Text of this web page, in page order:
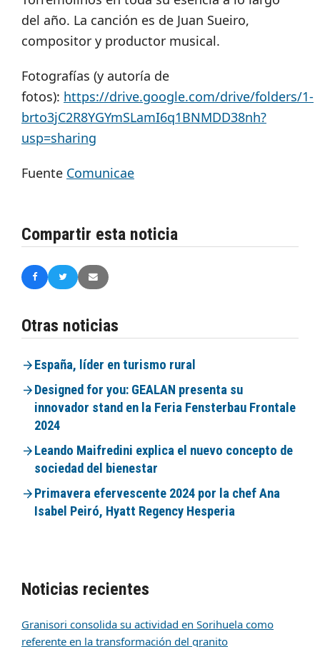
del año. La canción es de Juan Sueiro,
compositor y productor musical.
Fotografías (y autoría de
fotos): https://drive.google.com/drive/folders/1-
brto3jC2R8YGYmSLamI6q1BNMDD38nh?
usp=sharing
Fuente Comunicae
Compartir esta noticia
Otras noticias
España, líder en turismo rural
Designed for you: GEALAN presenta su
innovador stand en la Feria Fensterbau Frontale
2024
Leando Maifredini explica el nuevo concepto de
sociedad del bienestar
Primavera efervescente 2024 por la chef Ana
Isabel Peiró, Hyatt Regency Hesperia
Noticias recientes
Granisori consolida su actividad en Sorihuela como
referente en la transformación del granito